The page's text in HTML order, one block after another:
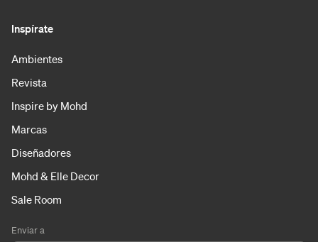
Inspírate
Ambientes
Revista
Inspire by Mohd
Marcas
Diseñadores
Mohd & Elle Decor
Sale Room
Enviar a